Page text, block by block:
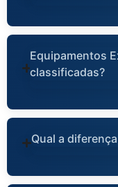
Equipamentos
classificadas?
Qual a